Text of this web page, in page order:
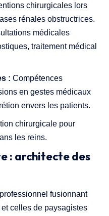
chirurgicales lors
rénales obstructrices.
médicales
traitement médical
: Compétences
en gestes médicaux
envers les patients.
chirurgicale pour
les reins.
: architecte des
fusionnant
et celles de paysagistes